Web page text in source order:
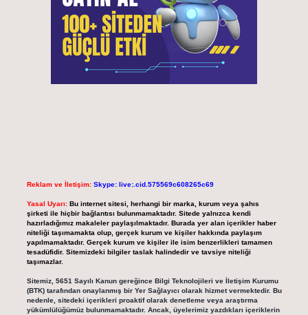
Reklam ve İletişim: Skype: live:.cid.575569c608265c69
Yasal Uyarı: Bu internet sitesi, herhangi bir marka, kurum veya şahıs
şirketi ile hiçbir bağlantısı bulunmamaktadır. Sitede yalnızca kendi
hazırladığımız makaleler paylaşılmaktadır. Burada yer alan içerikler haber
niteliği taşımamakta olup, gerçek kurum ve kişiler hakkında paylaşım
yapılmamaktadır. Gerçek kurum ve kişiler ile isim benzerlikleri tamamen
tesadüfidir. Sitemizdeki bilgiler taslak halindedir ve tavsiye niteliği
taşımazlar.
Sitemiz, 5651 Sayılı Kanun gereğince Bilgi Teknolojileri ve İletişim Kurumu
(BTK) tarafından onaylanmış bir Yer Sağlayıcı olarak hizmet vermektedir. Bu
nedenle, sitedeki içerikleri proaktif olarak denetleme veya araştırma
yükümlülüğümüz bulunmamaktadır. Ancak, üyelerimiz yazdıkları içeriklerin